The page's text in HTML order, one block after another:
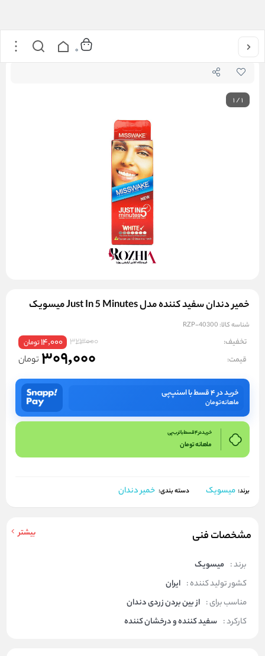
خانه / خمیر دندان سفید کننده مدل Just In 5 Minutes میسویک
0
1/1
خمیر دندان سفید کننده مدل Just In 5 Minutes میسویک
شناسه کالا: RZP-40300
تخفیف: 323000
14,000تومان
قیمت: 309,000 تومان
خرید در ۴ قسط با اسنپ‌پی
ماهانهتومان
خرید در 4 قسط با ترب پی
ماهانهتومان
برند: میسویک دسته بندی: خمیر دندان
مشخصات فنی بیشتر
برند : میسویک
کشور تولید کننده : ایران
مناسب برای : از بین بردن زردی دندان
کارکرد : سفید کننده و درخشان کننده